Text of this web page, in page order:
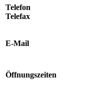
Telefon
Telefax
E-Mail
Öffnungszeiten